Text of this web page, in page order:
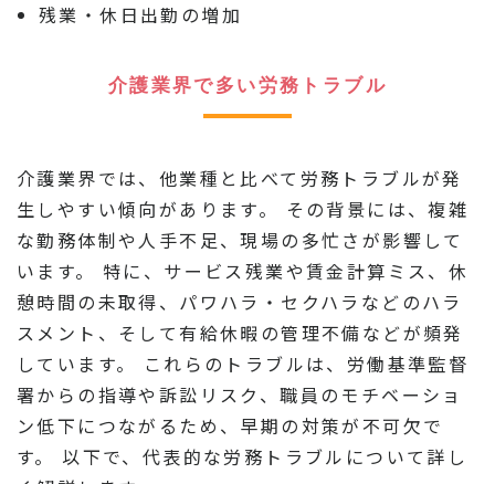
残業・休日出勤の増加
介護業界で多い労務トラブル
介護業界では、他業種と比べて労務トラブルが発
生しやすい傾向があります。 その背景には、複雑
な勤務体制や人手不足、現場の多忙さが影響して
います。 特に、サービス残業や賃金計算ミス、休
憩時間の未取得、パワハラ・セクハラなどのハラ
スメント、そして有給休暇の管理不備などが頻発
しています。 これらのトラブルは、労働基準監督
署からの指導や訴訟リスク、職員のモチベーショ
ン低下につながるため、早期の対策が不可欠で
す。 以下で、代表的な労務トラブルについて詳し